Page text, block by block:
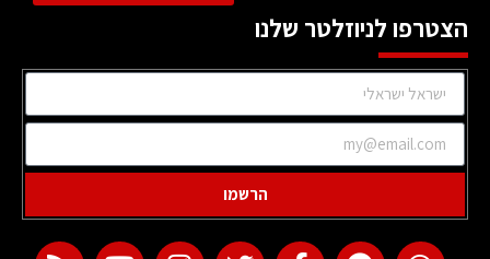
הצטרפו לניוזלטר שלנו
הרשמו